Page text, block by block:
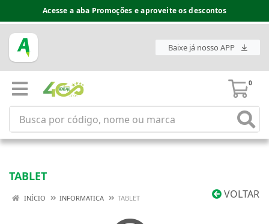
Acesse a aba Promoções e aproveite os descontos
Baixe já nosso APP
0
TABLET
VOLTAR
INÍCIO INFORMATICA TABLET